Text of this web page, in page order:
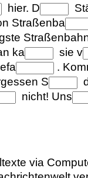
hier. D
Straßenba
ka sie v
.
S
nicht! Uns
via